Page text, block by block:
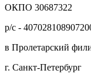
ОКПО 30687322
р/с -
в Пролетарский
г. Санкт-Петербург